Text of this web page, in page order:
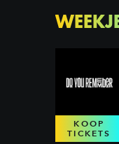
KOOP
TICKETS